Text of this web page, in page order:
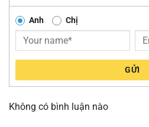
Anh Chị
GỬI
Không có bình luận nào